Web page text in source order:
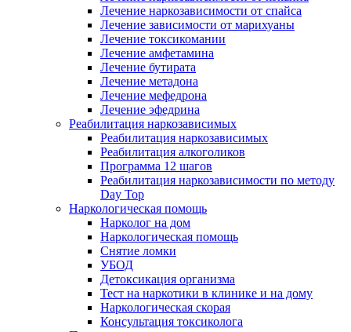
Лечение наркозависимости от спайса
Лечение зависимости от марихуаны
Лечение токсикомании
Лечение амфетамина
Лечение бутирата
Лечение метадона
Лечение мефедрона
Лечение эфедрина
Реабилитация наркозависимых
Реабилитация наркозависимых
Реабилитация алкоголиков
Программа 12 шагов
Реабилитация наркозависимости по методу
Day Top
Наркологическая помощь
Нарколог на дом
Наркологическая помощь
Снятие ломки
УБОД
Детоксикация организма
Тест на наркотики в клинике и на дому
Наркологическая скорая
Консультация токсиколога